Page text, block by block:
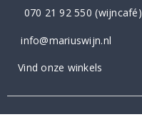
070 21 92 550 (wijncafé)
info@mariuswijn.nl
Vind onze winkels